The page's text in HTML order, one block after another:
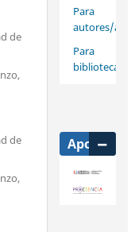
de
de
Para
autores/as
Para
Apoya